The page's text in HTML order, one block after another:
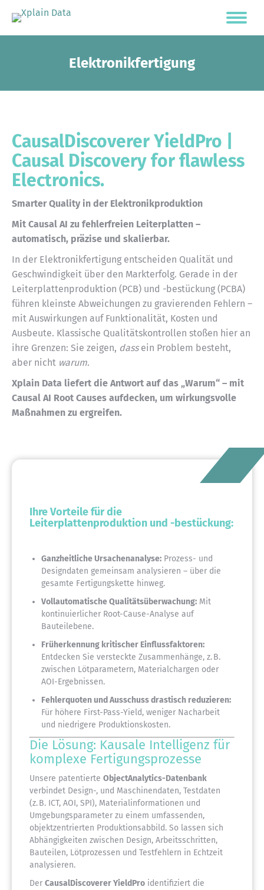
Elektronikfertigung
CausalDiscoverer YieldPro |
Causal Discovery for flawless
Electronics.
Smarter Quality in der Elektronikproduktion
Mit Causal AI zu fehlerfreien Leiterplatten –
automatisch, präzise und skalierbar.
In der Elektronikfertigung entscheiden Qualität und
Geschwindigkeit über den Markterfolg. Gerade in der
Leiterplattenproduktion (PCB) und -bestückung (PCBA)
führen kleinste Abweichungen zu gravierenden Fehlern –
mit Auswirkungen auf Funktionalität, Kosten und
Ausbeute. Klassische Qualitätskontrollen stoßen hier an
ihre Grenzen: Sie zeigen, dassein Problem besteht,
aber nicht warum.
Xplain Data liefert die Antwort auf das „Warum“ – mit
Causal AI Root Causes aufdecken, um wirkungsvolle
Maßnahmen zu ergreifen.
Ihre Vorteile für die
Leiterplattenproduktion und -bestückung:
Ganzheitliche Ursachenanalyse: Prozess- und
Designdaten gemeinsam analysieren – über die
gesamte Fertigungskette hinweg.
Vollautomatische Qualitätsüberwachung: Mit
kontinuierlicher Root-Cause-Analyse auf
Bauteilebene.
Früherkennung kritischer Einflussfaktoren:
Entdecken Sie versteckte Zusammenhänge, z. B.
zwischen Lötparametern, Materialchargen oder
AOI-Ergebnissen.
Fehlerquoten und Ausschuss drastisch reduzieren:
Für höhere First-Pass-Yield, weniger Nacharbeit
und niedrigere Produktionskosten.
Die Lösung: Kausale Intelligenz für
komplexe Fertigungsprozesse
Unsere patentierte ObjectAnalytics-Datenbank
verbindet Design-, und Maschinendaten, Testdaten
(z. B. ICT, AOI, SPI), Materialinformationen und
Umgebungsparameter zu einem umfassenden,
objektzentrierten Produktionsabbild. So lassen sich
Abhängigkeiten zwischen Design, Arbeitsschritten,
Bauteilen, Lötprozessen und Testfehlern in Echtzeit
analysieren.
Der CausalDiscoverer YieldPro identifiziert die